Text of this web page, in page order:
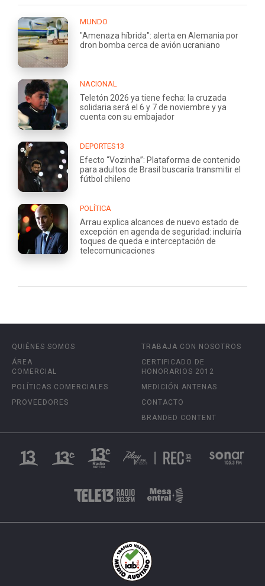
MUNDO
"Amenaza híbrida": alerta en Alemania por
dron bomba cerca de avión ucraniano
NACIONAL
Teletón 2026 ya tiene fecha: la cruzada
solidaria será el 6 y 7 de noviembre y ya
cuenta con su embajador
DEPORTES13
Efecto “Vozinha”: Plataforma de contenido
para adultos de Brasil buscaría transmitir el
fútbol chileno
POLÍTICA
Arrau explica alcances de nuevo estado de
excepción en agenda de seguridad: incluiría
toques de queda e interceptación de
telecomunicaciones
QUIÉNES SOMOS
ÁREA
COMERCIAL
POLÍTICAS COMERCIALES
PROVEEDORES
TRABAJA CON NOSOTROS
CERTIFICADO DE
HONORARIOS 2012
MEDICIÓN ANTENAS
CONTACTO
BRANDED CONTENT